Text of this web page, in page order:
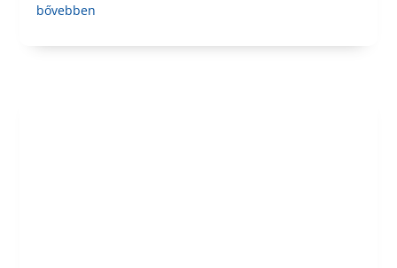
bővebben